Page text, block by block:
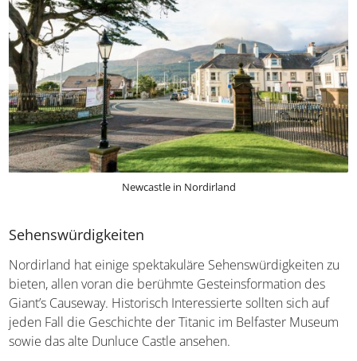
Newcastle in Nordirland
Sehenswürdigkeiten
Nordirland hat einige spektakuläre Sehenswürdigkeiten
zu bieten, allen voran die berühmte Gesteinsformation